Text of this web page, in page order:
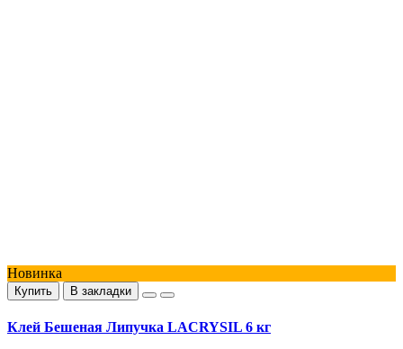
Новинка
Купить В закладки
Клей Бешеная Липучка LACRYSIL 6 кг